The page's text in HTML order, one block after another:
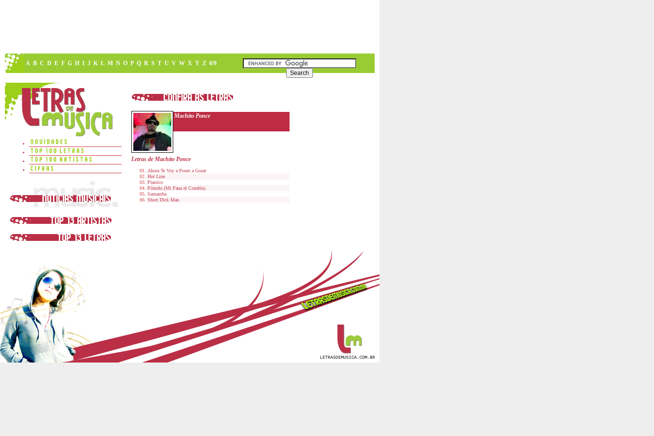
A B C D E F G H I J K L M N O P Q R S T U V W X Y Z 0/9
Machito Ponce
Letras de Machito Ponce
Ahora Te Voy a Poner a Gozar
Hot Line
Plastico
Póntelo (Mi Pana el Condón)
Samantha
Short Dick Man